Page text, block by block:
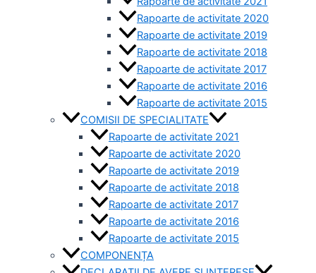
Rapoarte de activitate 2020
Rapoarte de activitate 2019
Rapoarte de activitate 2018
Rapoarte de activitate 2017
Rapoarte de activitate 2016
Rapoarte de activitate 2015
COMISII DE SPECIALITATE
Rapoarte de activitate 2021
Rapoarte de activitate 2020
Rapoarte de activitate 2019
Rapoarte de activitate 2018
Rapoarte de activitate 2017
Rapoarte de activitate 2016
Rapoarte de activitate 2015
COMPONENȚA